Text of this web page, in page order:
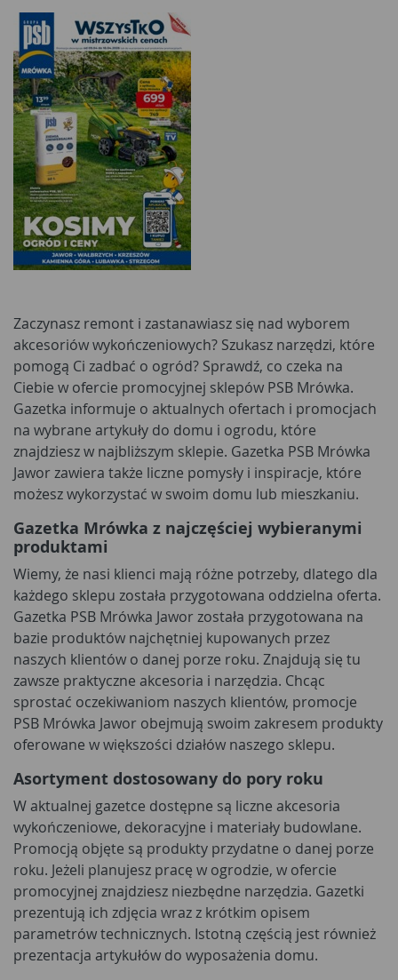
Zaczynasz remont i zastanawiasz się nad wyborem
akcesoriów wykończeniowych? Szukasz narzędzi, które
pomogą Ci zadbać o ogród? Sprawdź, co czeka na
Ciebie w ofercie promocyjnej sklepów PSB Mrówka.
Gazetka informuje o aktualnych ofertach i promocjach
na wybrane artykuły do domu i ogrodu, które
znajdziesz w najbliższym sklepie. Gazetka PSB Mrówka
Jawor zawiera także liczne pomysły i inspiracje, które
możesz wykorzystać w swoim domu lub mieszkaniu.
Gazetka Mrówka z najczęściej wybieranymi
produktami
Wiemy, że nasi klienci mają różne potrzeby, dlatego dla
każdego sklepu została przygotowana oddzielna oferta.
Gazetka PSB Mrówka Jawor została przygotowana na
bazie produktów najchętniej kupowanych przez
naszych klientów o danej porze roku. Znajdują się tu
zawsze praktyczne akcesoria i narzędzia. Chcąc
sprostać oczekiwaniom naszych klientów, promocje
PSB Mrówka Jawor obejmują swoim zakresem produkty
oferowane w większości działów naszego sklepu.
Asortyment dostosowany do pory roku
W aktualnej gazetce dostępne są liczne akcesoria
wykończeniowe, dekoracyjne i materiały budowlane.
Promocją objęte są produkty przydatne o danej porze
roku. Jeżeli planujesz pracę w ogrodzie, w ofercie
promocyjnej znajdziesz niezbędne narzędzia. Gazetki
prezentują ich zdjęcia wraz z krótkim opisem
parametrów technicznych. Istotną częścią jest również
prezentacja artykułów do wyposażenia domu.